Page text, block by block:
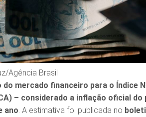
Agência Brasil
do mercado financeiro para o Índice
– considerado a inflação oficial do
ano . A estimativa foi publicada no